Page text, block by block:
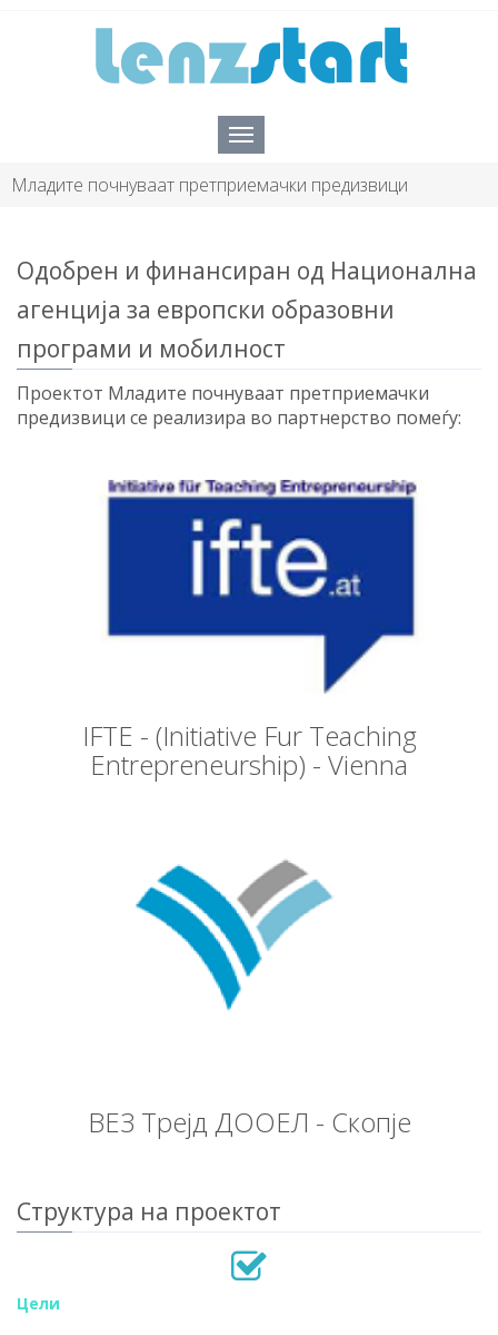
Младите почнуваат претприемачки предизвици
Одобрен и финансиран од Национална
агенција за европски образовни
програми и мобилност
Проектот Младите почнуваат претприемачки
предизвици се реализира во партнерство помеѓу:
IFTE - (Initiative Fur Teaching
Entrepreneurship) - Vienna
ВЕЗ Трејд ДООЕЛ - Скопје
Структура на проектот
Цели